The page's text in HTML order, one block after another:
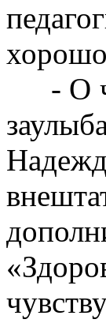
хорошо
- О